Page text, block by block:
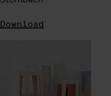
Download